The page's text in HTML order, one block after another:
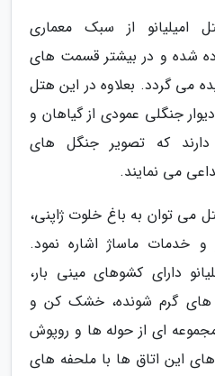
امیلیانو از سبک معماری
شده و در بیشتر قسمت های
می گردد. بعلاوه در این هتل
جنگلی عمودی از گیاهان و
که تصویر جنگل های
می نمایند.
می توان به باغ خلوت ژاپنی،
خدمات ماساژ اشاره نمود.
دارای کشوهای مینی بار،
های گرم شونده، خشک کن و
ای از حوله ها و روپوش
این اتاق ها با ملحفه های